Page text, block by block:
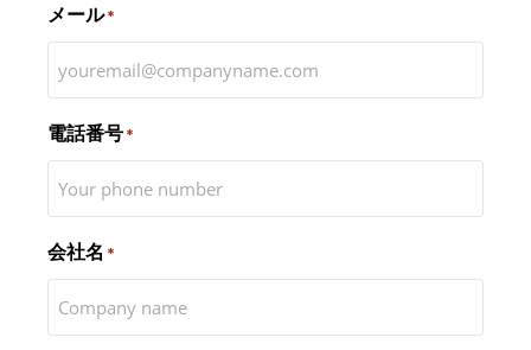
メール*
電話番号*
会社名 *